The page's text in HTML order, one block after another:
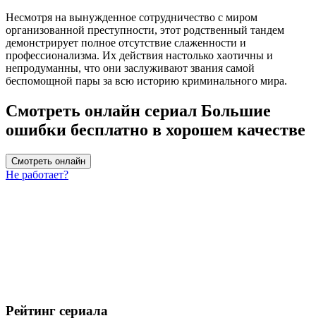
Несмотря на вынужденное сотрудничество с миром
организованной преступности, этот родственный тандем
демонстрирует полное отсутствие слаженности и
профессионализма. Их действия настолько хаотичны и
непродуманны, что они заслуживают звания самой
беспомощной пары за всю историю криминального мира.
Смотреть онлайн сериал Большие
ошибки бесплатно в хорошем качестве
Смотреть онлайн
Не работает?
Рейтинг сериала